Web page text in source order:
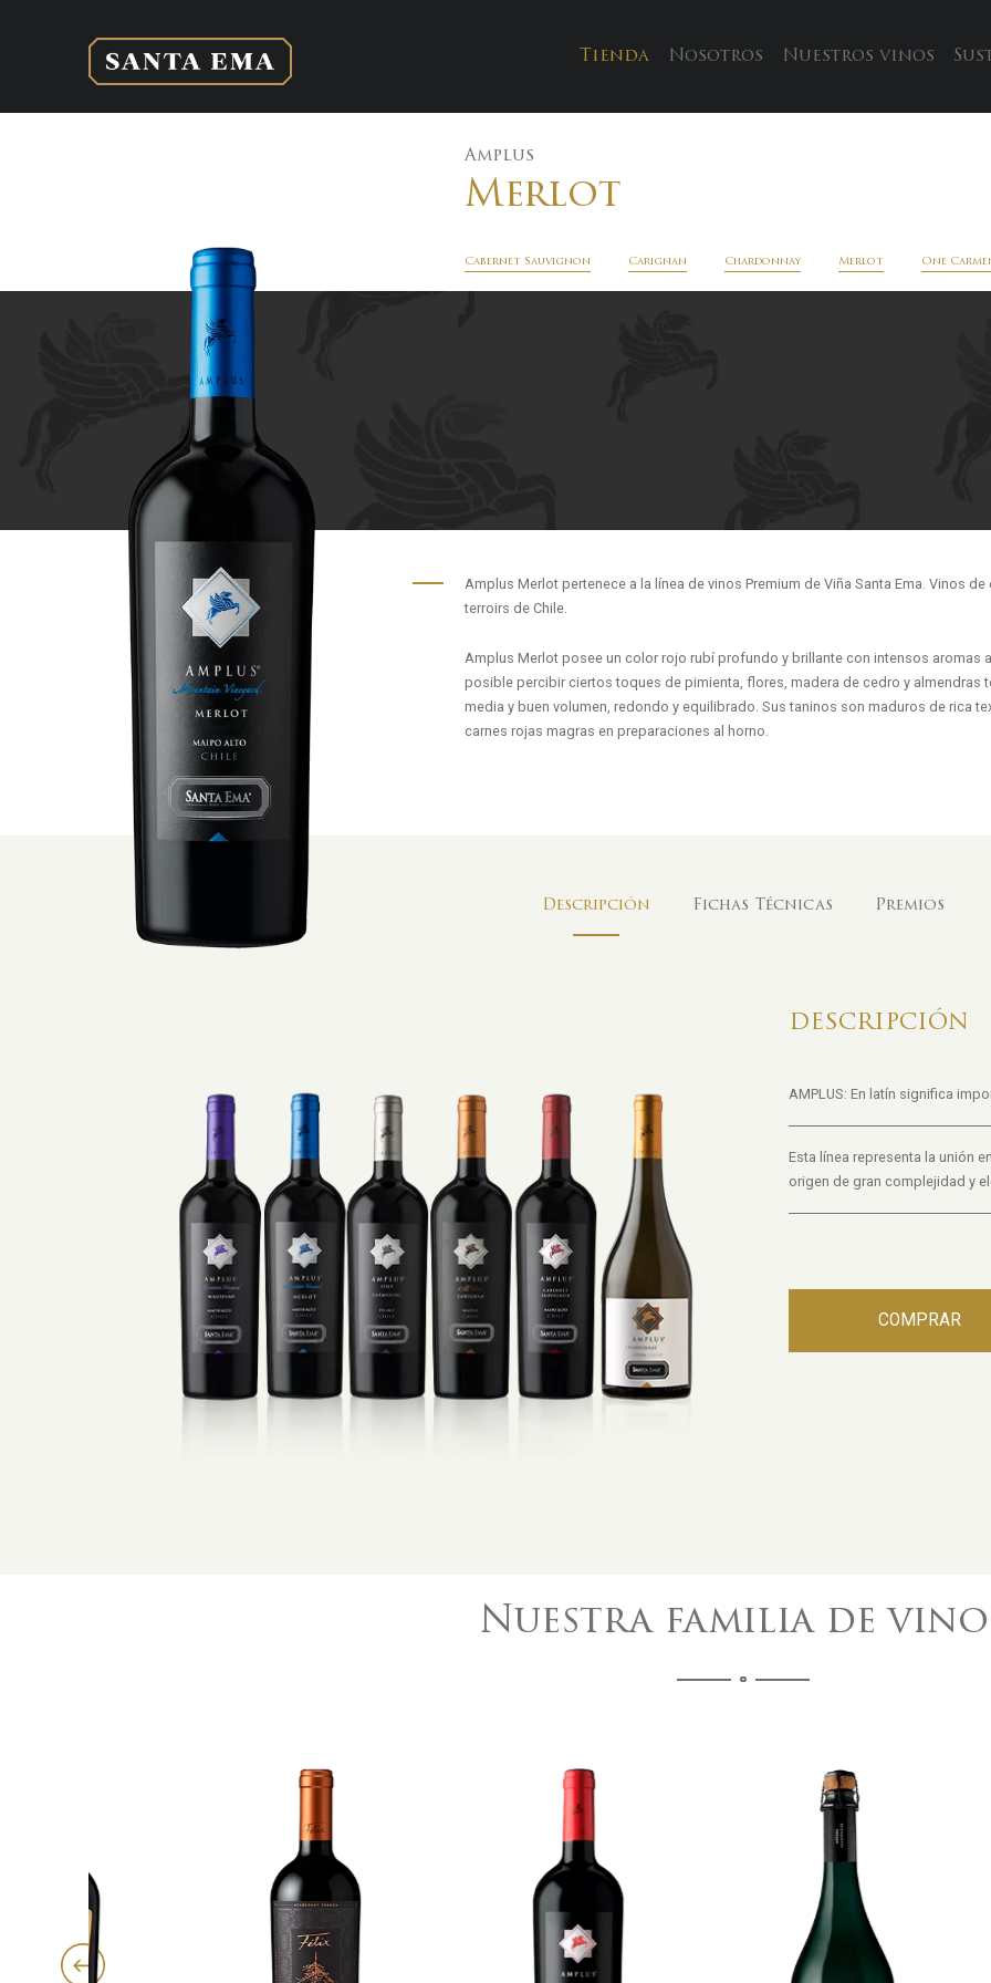
Tienda Nosotros Nuestros vinos
Amplus
Merlot
Cabernet Sauvignon Carignan Chardonnay Merlot One
Amplus Merlot pertenece a la línea de vinos Premium de Viña Santa Ema. Vinos
terroirs de Chile.
Amplus Merlot posee un color rojo rubí profundo y brillante con intensos aromas
posible percibir ciertos toques de pimienta, flores, madera de cedro y almendras
media y buen volumen, redondo y equilibrado. Sus taninos son maduros de rica
carnes rojas magras en preparaciones al horno.
Descripción Fichas Técnicas Premios
DESCRIPCIÓN
AMPLUS: En latín significa
Esta línea representa la unión
origen de gran complejidad y
COMPRAR
Nuestra familia de